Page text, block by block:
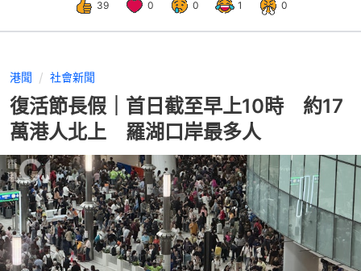
39 0 0 1 0
港聞 社會新聞
復活節長假｜首日截至早上10時 約17
萬港人北上 羅湖口岸最多人